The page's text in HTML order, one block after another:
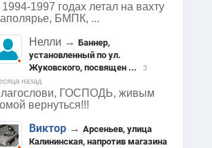
1994-1997 годах летал на вахту
БМПК, ...
Нелли →Баннер,
установленный по ул.
Жуковского, посвящен ...
3
назад
ГОСПОДЬ, живым
вернуться!!!
Виктор →Арсеньев, улица
Калининская, напротив магазина